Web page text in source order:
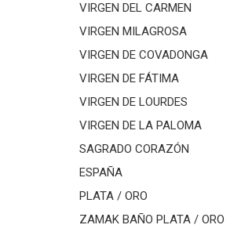
VIRGEN DEL CARMEN
VIRGEN MILAGROSA
VIRGEN DE COVADONGA
VIRGEN DE FÁTIMA
VIRGEN DE LOURDES
VIRGEN DE LA PALOMA
SAGRADO CORAZÓN
ESPAÑA
PLATA / ORO
ZAMAK BAÑO PLATA / ORO